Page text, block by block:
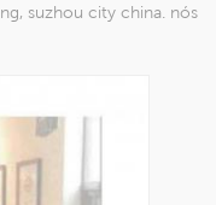
suzhou city china. nós